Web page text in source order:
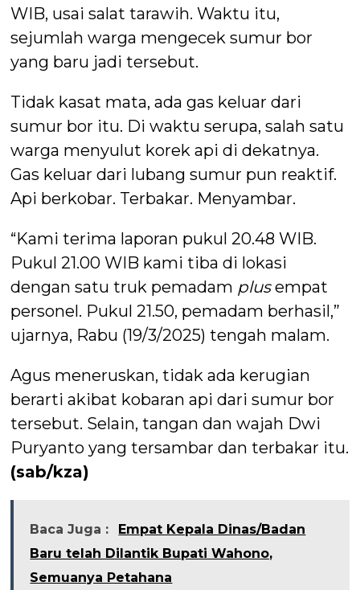
WIB, usai salat tarawih. Waktu itu,
sejumlah warga mengecek sumur bor
yang baru jadi tersebut.
Tidak kasat mata, ada gas keluar dari
sumur bor itu. Di waktu serupa, salah satu
warga menyulut korek api di dekatnya.
Gas keluar dari lubang sumur pun reaktif.
Api berkobar. Terbakar. Menyambar.
“Kami terima laporan pukul 20.48 WIB.
Pukul 21.00 WIB kami tiba di lokasi
dengan satu truk pemadam plusempat
personel. Pukul 21.50, pemadam berhasil,”
ujarnya, Rabu (19/3/2025) tengah malam.
Agus meneruskan, tidak ada kerugian
berarti akibat kobaran api dari sumur bor
tersebut. Selain, tangan dan wajah Dwi
Puryanto yang tersambar dan terbakar itu.
(sab/kza)
Baca Juga :
Empat Kepala Dinas/Badan
Baru telah Dilantik Bupati Wahono,
Semuanya Petahana